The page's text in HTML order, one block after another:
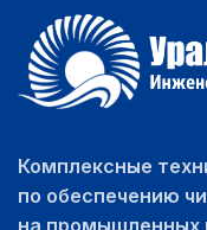
Комплексные
по обеспечению
на промышленных